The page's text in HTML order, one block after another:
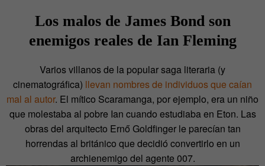
Los malos de James Bond son
enemigos reales de Ian Fleming
Varios villanos de la popular saga literaria (y
cinematográfica) llevan nombres de individuos que caían
mal al autor. El mítico Scaramanga, por ejemplo, era un niño
que molestaba al pobre Ian cuando estudiaba en Eton. Las
obras del arquitecto Ernő Goldfinger le parecían tan
horrendas al británico que decidió convertirlo en un
archienemigo del agente 007.